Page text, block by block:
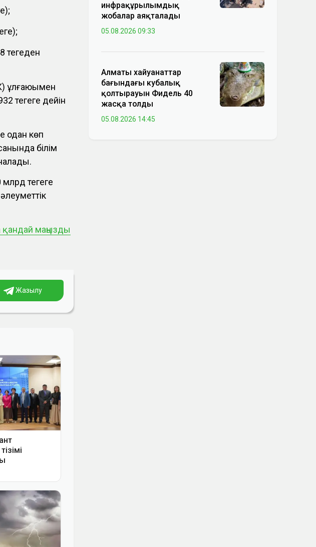
теңгеден
ұлғаюымен
теңгеге дейін
одан көп
білім
теңгеге
маңызды
Жазылу
инфрақұрылымдық
жобалар аяқталады
05.08.2026 09:33
Алматы хайуанаттар
бағындағы кубалық
қолтырауын Фидель 40
жасқа толды
05.08.2026 14:45